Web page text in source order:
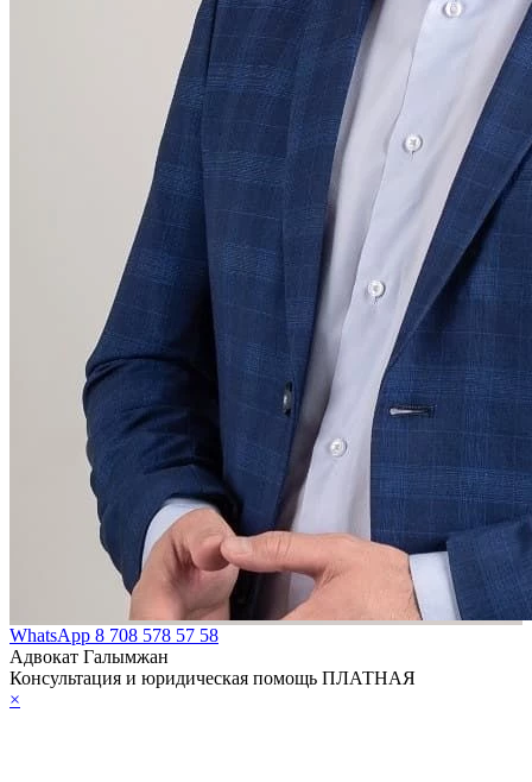
WhatsApp 8 708 578 57 58
Адвокат Галымжан
Консультация и юридическая помощь ПЛАТНАЯ
×